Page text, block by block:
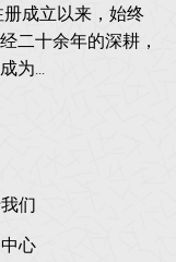
成立以来，始终
二十余年的深耕，
...
们
心